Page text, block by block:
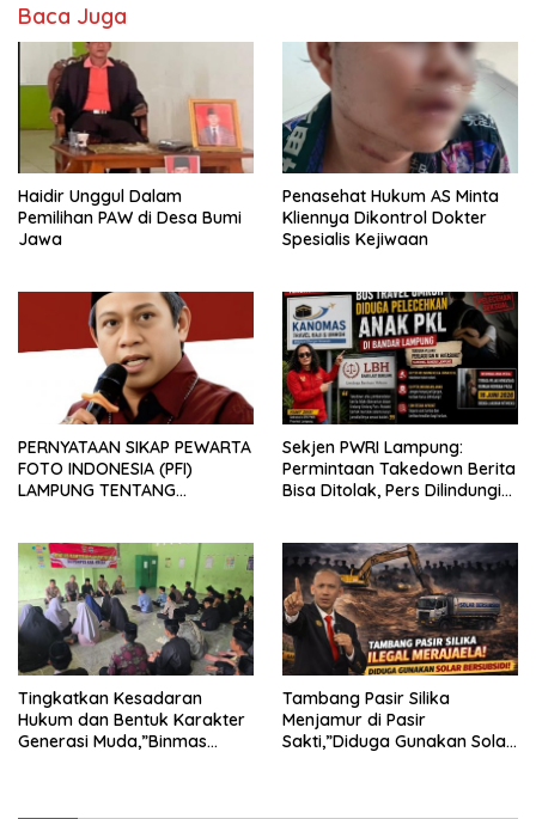
Baca Juga
Haidir Unggul Dalam
Pemilihan PAW di Desa Bumi
Jawa
Penasehat Hukum AS Minta
Kliennya Dikontrol Dokter
Spesialis Kejiwaan
PERNYATAAN SIKAP PEWARTA
FOTO INDONESIA (PFI)
LAMPUNG TENTANG
TERHADAP JURNALIS DI
PENGADILAN NEGERI
TANJUNG KARANG.
Sekjen PWRI Lampung:
Permintaan Takedown Berita
Bisa Ditolak, Pers Dilindungi
Tingkatkan Kesadaran
Hukum dan Bentuk Karakter
Generasi Muda,”Binmas
Tambang Pasir Silika
Menjamur di Pasir
Sakti,”Diduga Gunakan Solar